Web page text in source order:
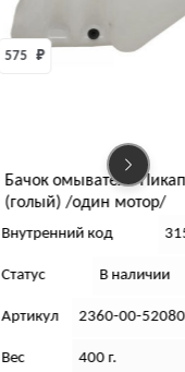
Бачок омывателя Пикап
(голый) /один мотор/
575 ₽
Внутренний код
Статус В наличии
Артикул 2360-00-
Вес 400 г.